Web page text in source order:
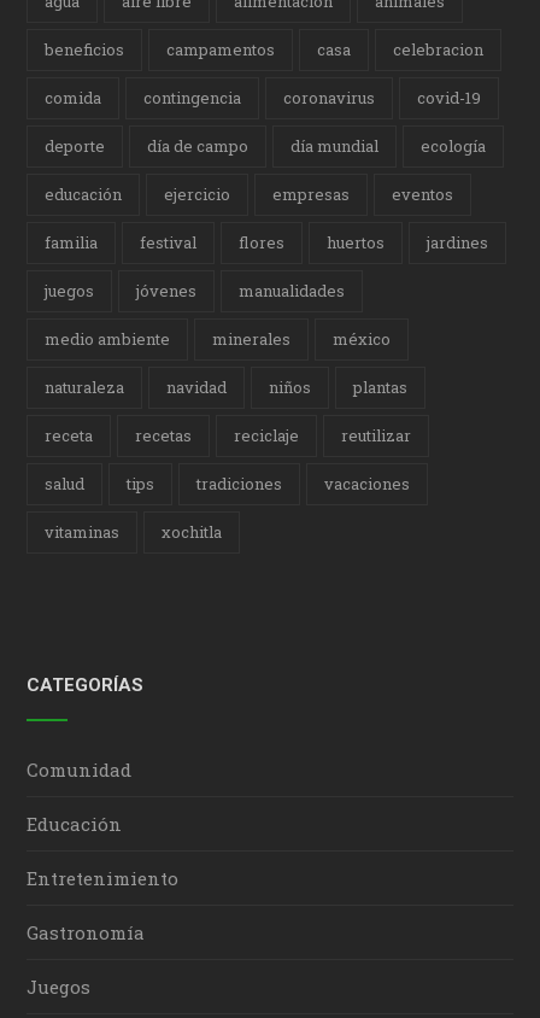
beneficios campamentos casa celebracion
comida contingencia coronavirus covid-19
deporte día de campo día mundial ecología
educación ejercicio empresas eventos
familia festival flores huertos jardines
juegos jóvenes manualidades
medio ambiente minerales méxico
naturaleza navidad niños plantas
receta recetas reciclaje reutilizar
salud tips tradiciones vacaciones
vitaminas xochitla
CATEGORÍAS
Comunidad
Educación
Entretenimiento
Gastronomía
Juegos